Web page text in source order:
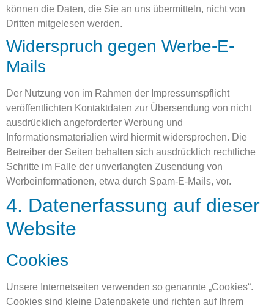
können die Daten, die Sie an uns übermitteln, nicht von
Dritten mitgelesen werden.
Widerspruch gegen Werbe-E-
Mails
Der Nutzung von im Rahmen der Impressumspflicht
veröffentlichten Kontaktdaten zur Übersendung von nicht
ausdrücklich angeforderter Werbung und
Informationsmaterialien wird hiermit widersprochen. Die
Betreiber der Seiten behalten sich ausdrücklich rechtliche
Schritte im Falle der unverlangten Zusendung von
Werbeinformationen, etwa durch Spam-E-Mails, vor.
4. Datenerfassung auf dieser
Website
Cookies
Unsere Internetseiten verwenden so genannte „Cookies“.
Cookies sind kleine Datenpakete und richten auf Ihrem